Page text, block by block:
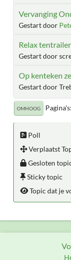
Vervanging
Gestart door
Relax tentrailer
Gestart door
Op kenteken
Gestart door
OMHOOG Pagina's
Poll
Verplaatst
Gesloten
Sticky topic
Topic dat je